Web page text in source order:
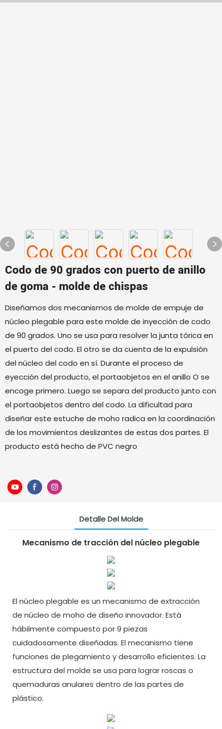
Codo de 90 grados con puerto de anillo
de goma - molde de chispas
Diseñamos dos mecanismos de molde de empuje de
núcleo plegable para este molde de inyección de codo
de 90 grados. Uno se usa para resolver la junta tórica en
el puerto del codo. El otro se da cuenta de la expulsión
del núcleo del codo en sí. Durante el proceso de
eyección del producto, el portaobjetos en el anillo O se
encoge primero. Luego se separa del producto junto con
el portaobjetos dentro del codo. La dificultad para
diseñar este estuche de moho radica en la coordinación
de los movimientos deslizantes de estas dos partes. El
producto está hecho de PVC negro
Detalle Del Molde
Mecanismo de tracción del núcleo plegable
El núcleo plegable es un mecanismo de extracción
de núcleo de moho de diseño innovador. Está
hábilmente compuesto por 9 piezas
cuidadosamente diseñadas. El mecanismo tiene
funciones de plegamiento y desarrollo eficientes. La
estructura del molde se usa para lograr roscas o
quemaduras anulares dentro de las partes de
plástico.